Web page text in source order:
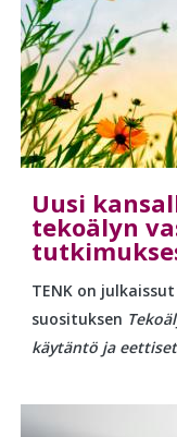
Uusi
tekoälyn
TENK on
suosituksen
käytäntö ja